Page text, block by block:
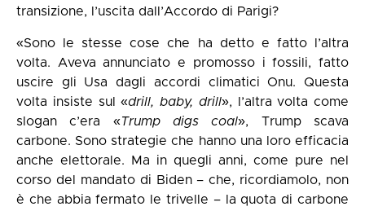
transizione, l’uscita dall’Accordo di Parigi?
«Sono le stesse cose che ha detto e fatto l’altra
volta. Aveva annunciato e promosso i fossili, fatto
uscire gli Usa dagli accordi climatici Onu. Questa
volta insiste sul «drill, baby, drill», l’altra volta come
slogan c’era «Trump digs coal», Trump scava
carbone. Sono strategie che hanno una loro efficacia
anche elettorale. Ma in quegli anni, come pure nel
corso del mandato di Biden – che, ricordiamolo, non
è che abbia fermato le trivelle – la quota di carbone